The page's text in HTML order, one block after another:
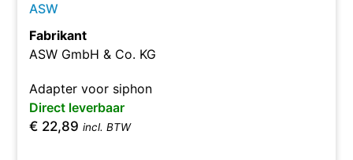
ASW
Fabrikant
ASW GmbH & Co. KG
Adapter voor siphon
Direct leverbaar
€ 22,89 incl. BTW